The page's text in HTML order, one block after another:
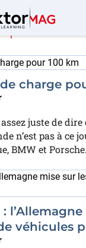
plus sur
charge
assez juste de
n’est pas à ce
BMW et
véhicules